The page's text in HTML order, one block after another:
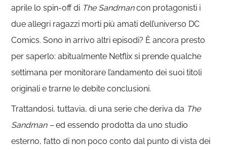
aprile lo spin-off di The Sandmancon protagonisti i
due allegri ragazzi morti più amati dell’universo DC
Comics. Sono in arrivo altri episodi? È ancora presto
per saperlo: abitualmente Netflix si prende qualche
settimana per monitorare l’andamento dei suoi titoli
originali e trarne le debite conclusioni.
Trattandosi, tuttavia, di una serie che deriva da The
Sandman –ed essendo prodotta da uno studio
esterno, fatto di non poco conto dal punto di vista dei